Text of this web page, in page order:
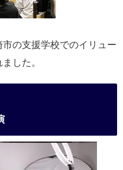
の支援学校でのイリュー
した。